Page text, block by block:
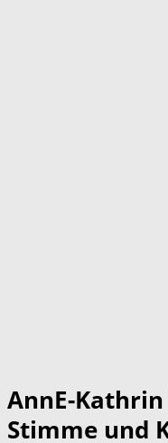
AnnE-
Stimme und